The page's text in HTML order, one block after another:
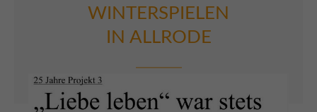
WINTERSPIELEN
IN ALLRODE
Einen sportlichen Höhepunkt erlebten 6